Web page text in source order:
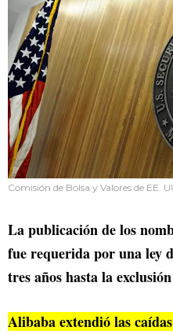
Comisión de Bolsa y Valores de EE.
La publicación de los
fue requerida por una ley
tres años hasta la
Alibaba extendió las